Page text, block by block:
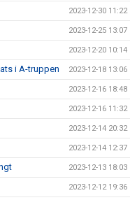
2023-12-30 11:22
2023-12-25 13:07
2023-12-20 10:14
i A-truppen 2023-12-18 13:06
2023-12-16 18:48
2023-12-16 11:32
2023-12-14 20:32
2023-12-14 12:37
2023-12-13 18:03
2023-12-12 19:36